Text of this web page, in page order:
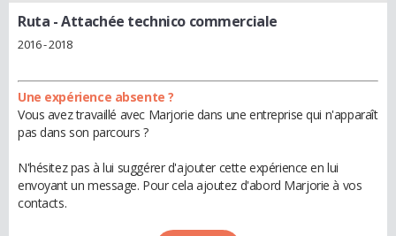
Ruta - Attachée technico commerciale
2016 - 2018
Une expérience absente ?
Vous avez travaillé avec Marjorie dans une entreprise qui n'apparaît
pas dans son parcours ?
N'hésitez pas à lui suggérer d'ajouter cette expérience en lui
envoyant un message. Pour cela ajoutez d'abord Marjorie à vos
contacts.